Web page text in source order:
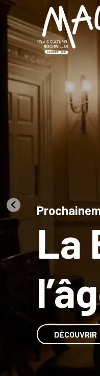
DÉCOUVRIR